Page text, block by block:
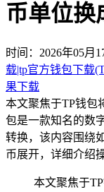
币单位换
时间：2026年05月
载|tp官方钱包下载
果下载
本文聚焦于TP钱包
包是一款知名的数
转换，该内容围绕
币展开，详细介绍
本文聚焦于